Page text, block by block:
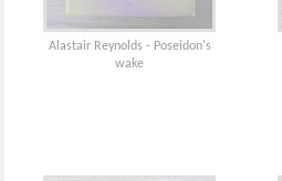
Alastair Reynolds - Poseidon's
wake